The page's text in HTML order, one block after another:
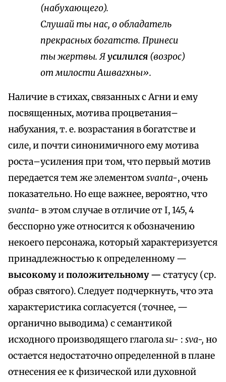
(набухающего).
Слушай ты нас, о обладатель
прекрасных богатств. Принеси
ты жертвы. Яусилился (возрос)
от милости Ашвагхны».
Наличие в стихах, связанных с Агни и ему
посвященных, мотива процветания–
набухания, т. е. возрастания в богатстве и
силе, и почти синонимичного ему мотива
роста–усиления при том, что первый мотив
передается тем же элементомsvanta-, очень
показательно. Но еще важнее, вероятно, что
svanta- в этом случае в отличие от I, 145, 4
бесспорно уже относится к обозначению
некоего персонажа, который характеризуется
принадлежностью к определенному —
высокомуиположительному — статусу (ср.
образ святого). Следует подчеркнуть, что эта
характеристика согласуется (точнее, —
органично выводима) с семантикой
исходного производящего глаголаsu- : sva-, но
остается недостаточно определенной в плане
отнесения ее к физической или духовной